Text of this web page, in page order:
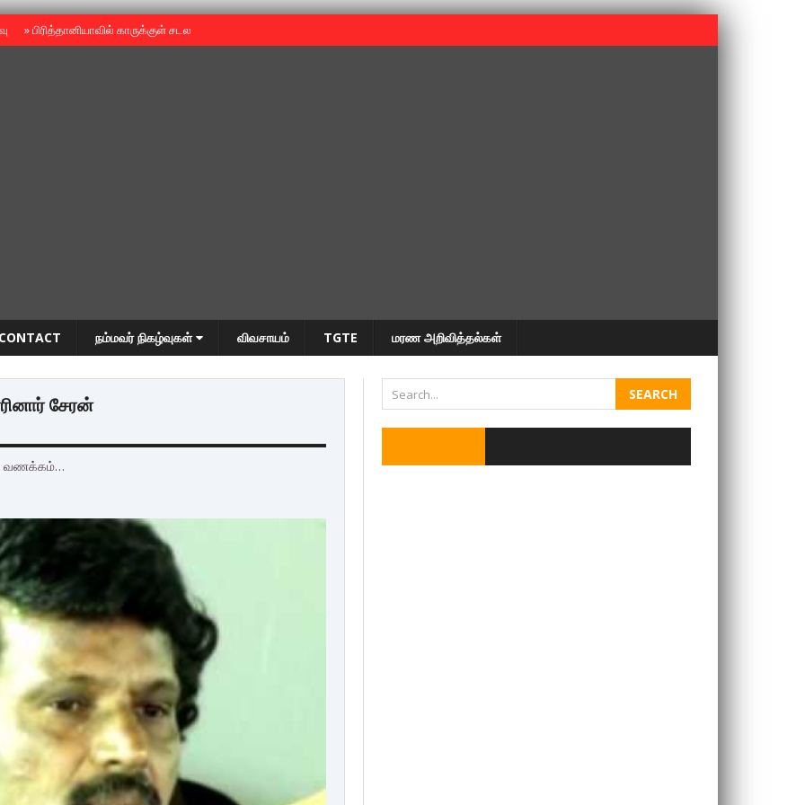
»பிரித்தானியாவில் காருக்குள் சடலம் -தமிழருடையதா ?
CONTACT நம்மவர் நிகழ்வுகள் விவசாயம் TGTE மரண அறிவித்தல்கள்
சேரன்
வணக்கம்…